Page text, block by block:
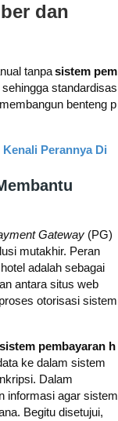
dan
tanpasistem pem
standardisas
benteng p
Perannya Di
Gateway (PG)
mutakhir. Peran
adalah sebagai
antara situs web
otorisasi sistem
sistem pembayaran h
ke dalam sistem
Dalam
informasi agar sistem
Begitu disetujui,